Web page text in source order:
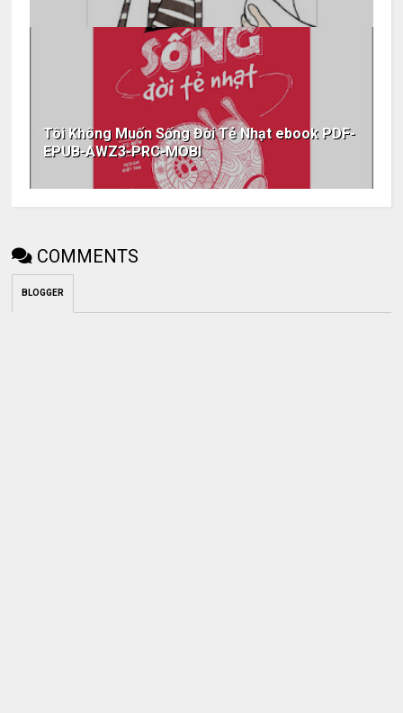
Tôi Không Muốn Sống Đời Tẻ Nhạt ebook PDF-
EPUB-AWZ3-PRC-MOBI
COMMENTS
BLOGGER